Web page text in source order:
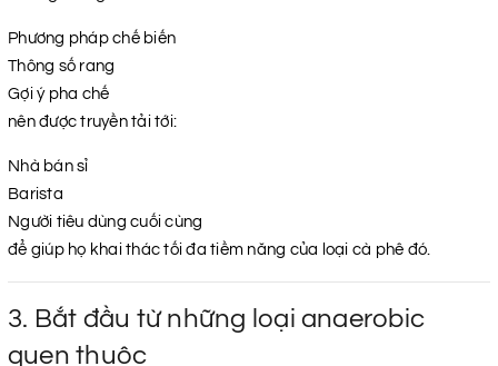
Phương pháp chế biến
Thông số rang
Gợi ý pha chế
nên được truyền tải tới:
Nhà bán sỉ
Barista
Người tiêu dùng cuối cùng
để giúp họ khai thác tối đa tiềm năng của loại cà phê đó.
3. Bắt đầu từ những loại anaerobic
quen thuộc